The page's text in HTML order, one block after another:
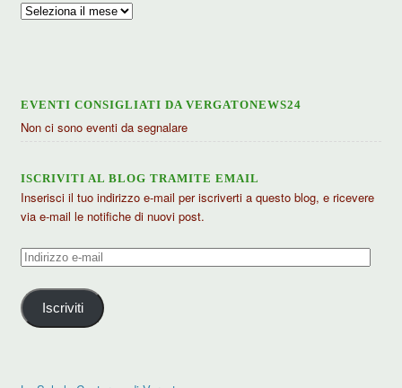
Archivio
EVENTI CONSIGLIATI DA VERGATONEWS24
Non ci sono eventi da segnalare
ISCRIVITI AL BLOG TRAMITE EMAIL
Inserisci il tuo indirizzo e-mail per iscriverti a questo blog, e ricevere
via e-mail le notifiche di nuovi post.
Indirizzo
mail
Iscriviti